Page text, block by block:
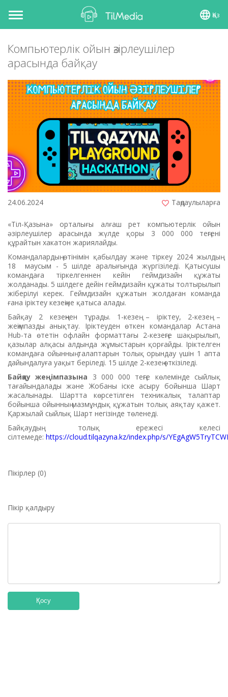
Toggle
navigation
Қаз
Компьютерлік ойын әзірлеушілер
арасында байқау
24.06.2024 Таңдаулыларға
«Тіл-Қазына» орталығы алғаш рет компьютерлік ойын
әзірлеушілер арасында жүлде қоры 3 000 000 теңгені
құрайтын хакатон жариялайды.
Командалардың өтінімін қабылдау және тіркеу 2024 жылдың
18 маусым - 5 шілде аралығында жүргізіледі. Қатысушы
командаға тіркелгеннен кейін геймдизайн құжаты
жолданады. 5 шілдеге дейін геймдизайн құжаты толтырылып
жіберілуі керек. Геймдизайн құжатын жолдаған команда
ғана іріктеу кезеңіне қатыса алады.
Байқау 2 кезеңнен тұрады. 1-кезең – іріктеу, 2-кезең –
жеңімпазды анықтау. Іріктеуден өткен командалар Астана
Hub-та өтетін офлайн форматтағы 2-кезеңге шақырылып,
қазылар алқасы алдында жұмыстарын қорғайды. Іріктелген
командаға ойынның талаптарын толық орындау үшін 1 апта
дайындалуға уақыт беріледі. 15 шілде 2-кезең өткізіледі.
Байқау жеңімпазына 3 000 000 теңге көлемінде сыйлық
тағайындалады және Жобаны іске асыру бойынша Шарт
жасалынады. Шартта көрсетілген техникалық талаптар
бойынша ойынның мазмұндық құжатын толық аяқтау қажет.
Қаржылай сыйлық Шарт негізінде төленеді.
Байқаудың толық ережесі келесі
сілтемеде: https://cloud.tilqazyna.kz/index.php/s/
Пікірлер (0)
Пікір қалдыру
Қосу